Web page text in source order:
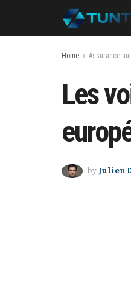
Home Assurance
Les
by Julien